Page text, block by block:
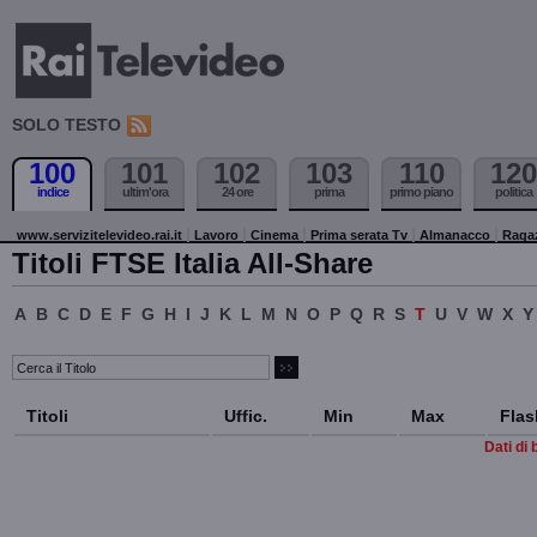
SOLO TESTO
100
indice
101
ultim'ora
102
24 ore
103
prima
110
primo piano
120
politica
www.servizitelevideo.rai.it Lavoro Cinema Prima serata Tv Almanacco
Titoli FTSE Italia All-Share
A B C D E F G H I J K L M N O P Q R S T U V W X Y
Titoli Uffic. Min Max
Dati di